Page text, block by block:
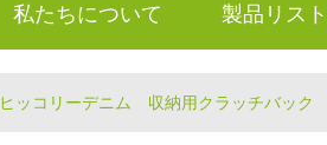
私たちについて 製品リスト
ヒッコリーデニム 収納用クラッチバック